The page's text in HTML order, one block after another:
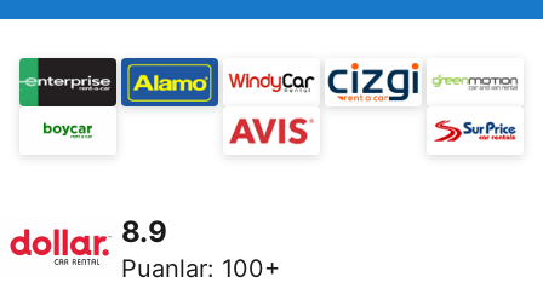
8.9
Puanlar: 100+